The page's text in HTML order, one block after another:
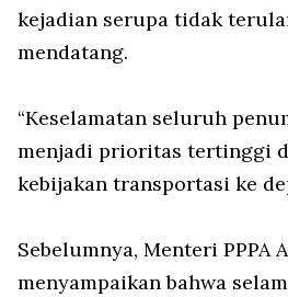
kejadian serupa tidak
mendatang.
“Keselamatan seluruh
menjadi prioritas tertinggi
kebijakan transportasi ke
Sebelumnya, Menteri PPPA
menyampaikan bahwa